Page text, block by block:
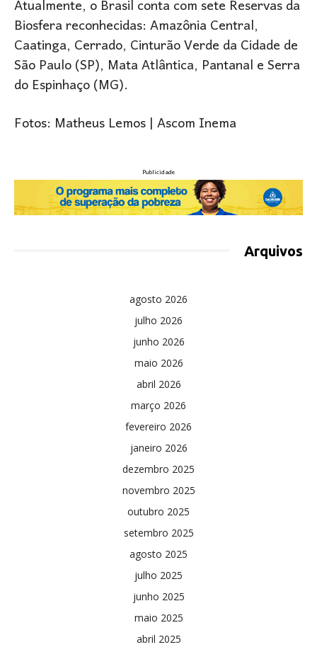
Atualmente, o Brasil conta com sete Reservas da
Biosfera reconhecidas: Amazônia Central,
Caatinga, Cerrado, Cinturão Verde da Cidade de
São Paulo (SP), Mata Atlântica, Pantanal e Serra
do Espinhaço (MG).
Fotos: Matheus Lemos | Ascom Inema
Publicidade
Arquivos
agosto 2026
julho 2026
junho 2026
maio 2026
abril 2026
março 2026
fevereiro 2026
janeiro 2026
dezembro 2025
novembro 2025
outubro 2025
setembro 2025
agosto 2025
julho 2025
junho 2025
maio 2025
abril 2025